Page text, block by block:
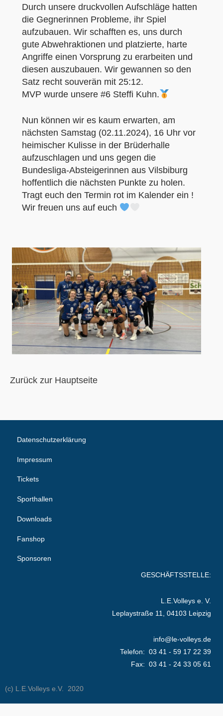
Durch unsere druckvollen Aufschläge hatten
die Gegnerinnen Probleme, ihr Spiel
aufzubauen. Wir schafften es, uns durch
gute Abwehraktionen und platzierte, harte
Angriffe einen Vorsprung zu erarbeiten und
diesen auszubauen. Wir gewannen so den
Satz recht souverän mit 25:12.
MVP wurde unsere #6 Steffi Kuhn.
Nun können wir es kaum erwarten, am
nächsten Samstag (02.11.2024), 16 Uhr vor
heimischer Kulisse in der Brüderhalle
aufzuschlagen und uns gegen die
Bundesliga-Absteigerinnen aus Vilsbiburg
hoffentlich die nächsten Punkte zu holen.
Tragt euch den Termin rot im Kalender ein !
Wir freuen uns auf euch
Zurück zur Hauptseite
Datenschutzerklärung
Impressum
Tickets
Sporthallen
Downloads
Fanshop
Sponsoren
GESCHÄFTSSTELLE:
L.E.Volleys e. V.
Leplaystraße 11, 04103 Leipzig
info@le-volleys.de
Telefon: 03 41 - 59 17 22 39
Fax: 03 41 - 24 33 05 61
(c) L.E.Volleys e.V. 2020